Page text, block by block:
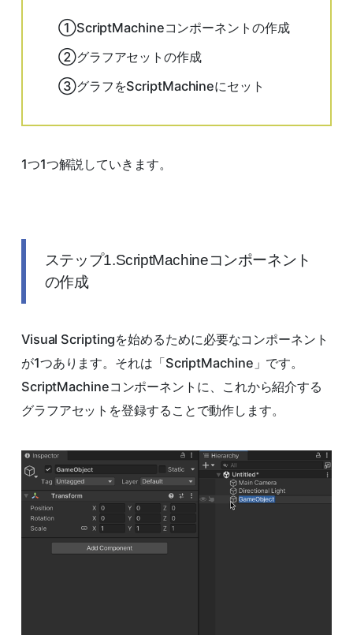
①ScriptMachineコンポーネントの作成
②グラフアセットの作成
③グラフをScriptMachineにセット
1つ1つ解説していきます。
ステップ1.ScriptMachineコンポーネント
の作成
Visual Scriptingを始めるために必要なコンポーネント
が1つあります。それは「ScriptMachine」です。
ScriptMachineコンポーネントに、これから紹介する
グラフアセットを登録することで動作します。